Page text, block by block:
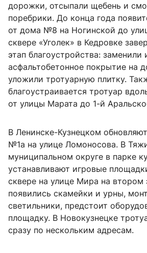
дорожки, отсыпали щебень и
поребрики. До конца года
от дома №8 на Ногинской до
сквере «Уголек» в Кедровке
этап благоустройства: заменили
асфальтобетонное покрытие на
уложили тротуарную плитку.
благоустраивается тротуар
от улицы Марата до 1-й
В Ленинске-Кузнецком
№1а на улице Ломоносова. В
муниципальном округе в парке
устанавливают игровые
сквере на улице Мира на втором
появились скамейки и урны,
светильники, предстоит
площадку. В Новокузнецке
сразу по нескольким адресам.